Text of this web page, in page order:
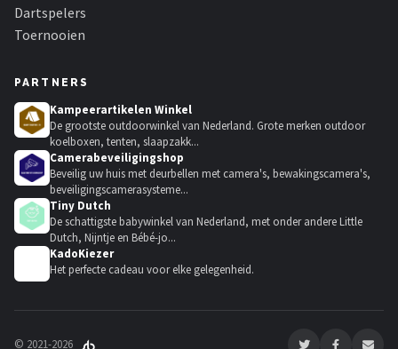
Dartspelers
Toernooien
PARTNERS
Kampeerartikelen Winkel
De grootste outdoorwinkel van Nederland. Grote merken outdoor
koelboxen, tenten, slaapzakk...
Camerabeveiligingshop
Beveilig uw huis met deurbellen met camera's, bewakingscamera's,
beveiligingscamerasysteme...
Tiny Dutch
De schattigste babywinkel van Nederland, met onder andere Little
Dutch, Nijntje en Bébé-jo...
KadoKiezer
Het perfecte cadeau voor elke gelegenheid.
© 2021-2026